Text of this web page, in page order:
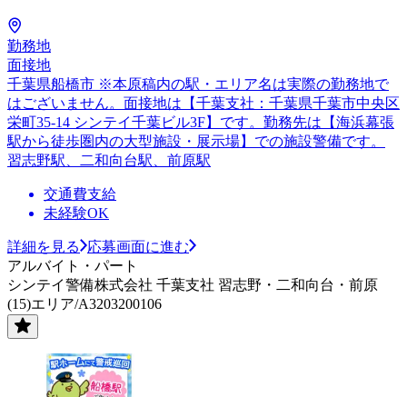
勤務地
面接地
千葉県船橋市 ※本原稿内の駅・エリア名は実際の勤務地で
はございません。面接地は【千葉支社：千葉県千葉市中央区
栄町35-14 シンテイ千葉ビル3F】です。勤務先は【海浜幕張
駅から徒歩圏内の大型施設・展示場】での施設警備です。
習志野駅、二和向台駅、前原駅
交通費支給
未経験OK
詳細を見る
応募画面に進む
アルバイト・パート
シンテイ警備株式会社 千葉支社 習志野・二和向台・前原
(15)エリア/A3203200106